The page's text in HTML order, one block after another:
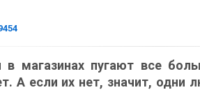
в магазинах пугают все
А если их нет, значит,